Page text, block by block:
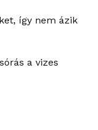
így nem ázik
a vizes